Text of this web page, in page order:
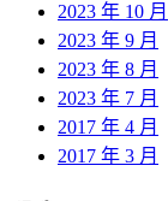
2023 年 10 月
2023 年 9 月
2023 年 8 月
2023 年 7 月
2017 年 4 月
2017 年 3 月